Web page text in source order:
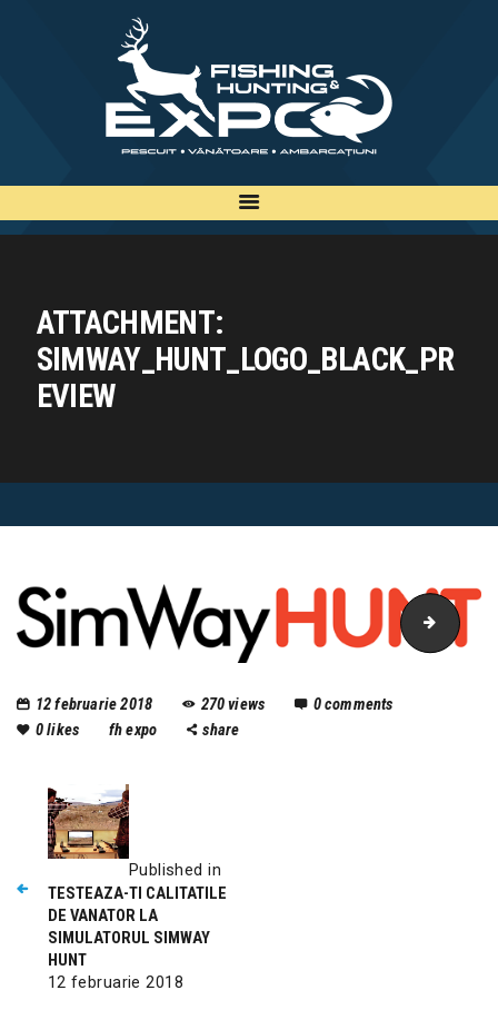
ATTACHMENT:
SIMWAY_HUNT_LOGO_BLACK_PR
EVIEW
INFO
EXPOZANTI
EDITII
CONTACT
EN
12 februarie 2018 270views 0comments
0likes fh expo share
Published in
TESTEAZA-TI CALITATILE
DE VANATOR LA
SIMULATORUL SIMWAY
HUNT
12 februarie 2018